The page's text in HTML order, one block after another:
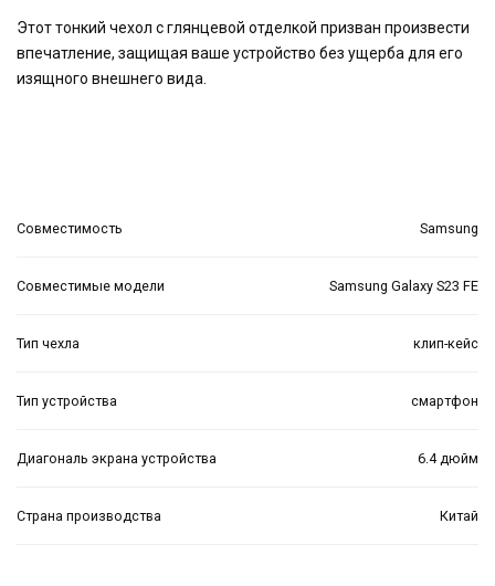
Этот тонкий чехол с глянцевой отделкой призван произвести
впечатление, защищая ваше устройство без ущерба для его
изящного внешнего вида.
Совместимость Samsung
Совместимые модели Samsung Galaxy S23 FE
Тип чехла клип-кейс
Тип устройства смартфон
Диагональ экрана устройства 6.4 дюйм
Страна производства Китай